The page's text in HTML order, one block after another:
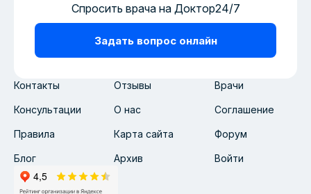
Контакты Отзывы Врачи
Консультации О нас Соглашение
Правила Карта сайта Форум
Блог Архив Войти
Спросить врача на Доктор24/7
Задать вопрос онлайн